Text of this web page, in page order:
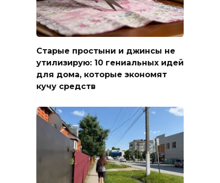
Старые простыни и джинсы не
утилизирую: 10 гениальных идей
для дома, которые экономят
кучу средств